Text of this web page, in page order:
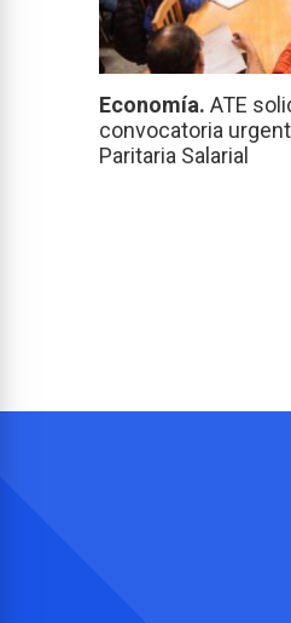
Economía. ATE
convocatoria
Paritaria Salarial